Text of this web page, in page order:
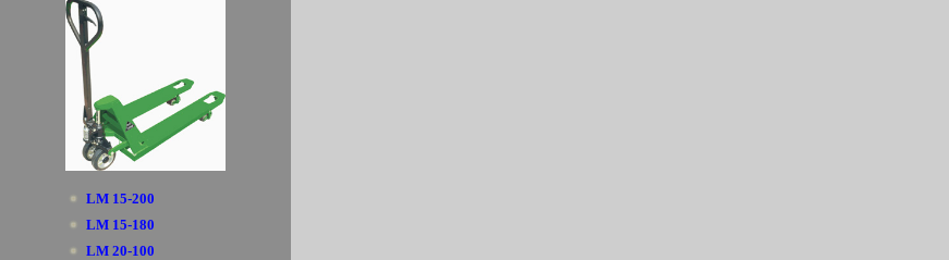
LM 15-200
LM 15-180
LM 20-100